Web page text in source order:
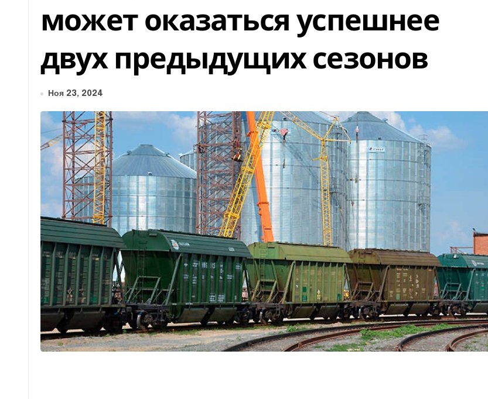
может оказаться успешнее
двух предыдущих сезонов
Ноя 23, 2024